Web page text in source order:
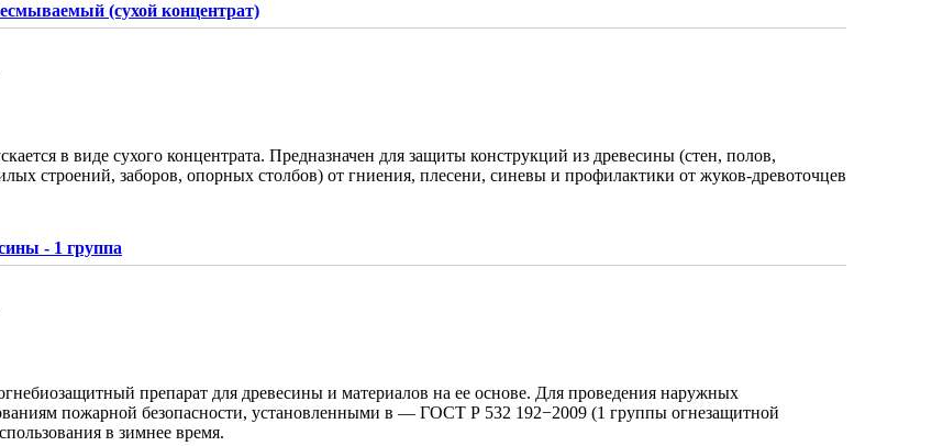
(сухой концентрат)
в виде сухого концентрата. Предназначен для защиты конструкций из древесины (стен, полов,
строений, заборов, опорных столбов) от гниения, плесени, синевы и профилактики от жуков-древоточцев
- 1 группа
препарат для древесины и материалов на ее основе. Для проведения наружных
пожарной безопасности, установленными в — ГОСТ Р 532 192−2009 (1 группы огнезащитной
в зимнее время.